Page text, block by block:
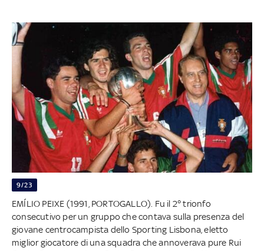
9/23
EMÍLIO PEIXE (1991, PORTOGALLO). Fu il 2° trionfo
consecutivo per un gruppo che contava sulla presenza del
giovane centrocampista dello Sporting Lisbona, eletto
miglior giocatore di una squadra che annoverava pure Rui